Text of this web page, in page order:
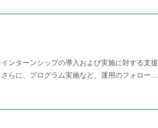
ンターンシップの導入および実施に対する支援
らに、プログラム実施など、運用のフォロー…